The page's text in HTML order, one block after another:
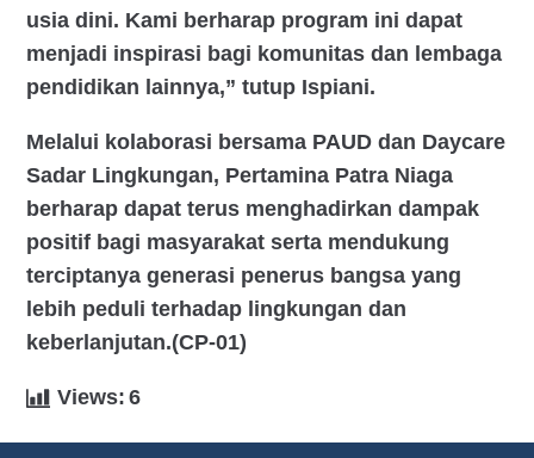
usia dini. Kami berharap program ini dapat
menjadi inspirasi bagi komunitas dan lembaga
pendidikan lainnya,” tutup Ispiani.
Melalui kolaborasi bersama PAUD dan Daycare
Sadar Lingkungan, Pertamina Patra Niaga
berharap dapat terus menghadirkan dampak
positif bagi masyarakat serta mendukung
terciptanya generasi penerus bangsa yang
lebih peduli terhadap lingkungan dan
keberlanjutan.(CP-01)
Views: 6